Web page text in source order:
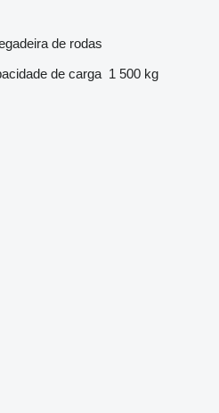
de rodas
de carga 1 500 kg